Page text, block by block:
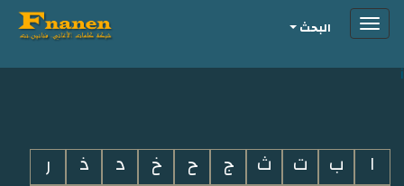
i
Toggleالبحث
ا ب ت ث ج ح خ د ذ
ر